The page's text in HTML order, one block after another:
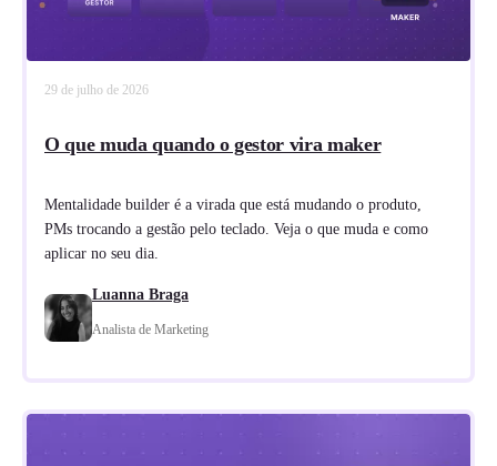
29 de julho de 2026
O que muda quando o gestor vira maker
Mentalidade builder é a virada que está mudando o produto,
PMs trocando a gestão pelo teclado. Veja o que muda e como
aplicar no seu dia.
Luanna Braga
Analista de Marketing